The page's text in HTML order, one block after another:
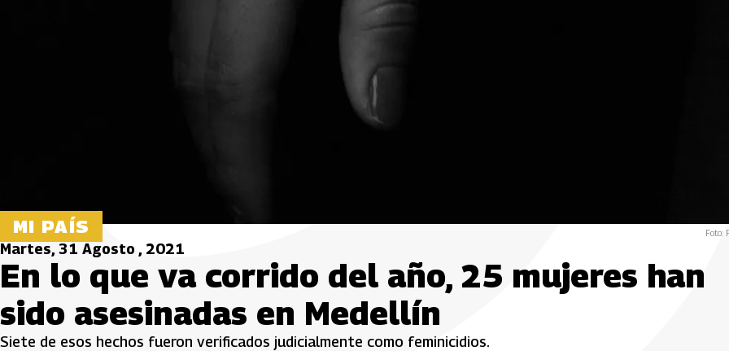
MI PAÍS Foto:
Martes, 31 Agosto , 2021
En lo que va corrido del año, 25 mujeres han
sido asesinadas en Medellín
Siete de esos hechos fueron verificados judicialmente como feminicidios.